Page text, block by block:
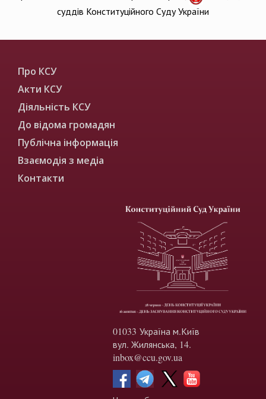
суддів Конституційного Суду України
Про КСУ
Акти КСУ
Діяльність КСУ
До відома громадян
Публічна інформація
Взаємодія з медіа
Контакти
01033 Україна м.Київ
вул. Жилянська, 14.
inbox@ccu.gov.ua